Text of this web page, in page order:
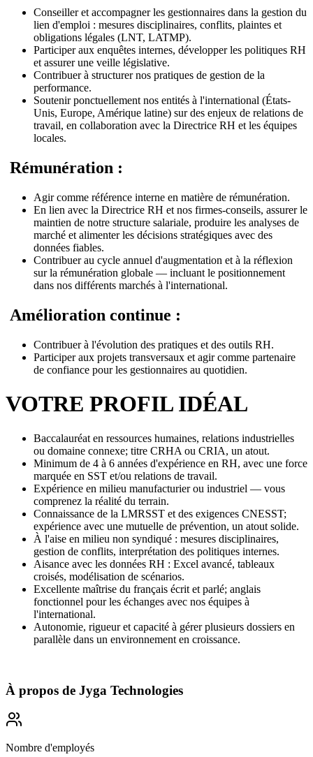
Conseiller et accompagner les gestionnaires dans la gestion du
lien d'emploi : mesures disciplinaires, conflits, plaintes et
obligations légales (LNT, LATMP).
Participer aux enquêtes internes, développer les politiques RH
et assurer une veille législative.
Contribuer à structurer nos pratiques de gestion de la
performance.
Soutenir ponctuellement nos entités à l'international (États-
Unis, Europe, Amérique latine) sur des enjeux de relations de
travail, en collaboration avec la Directrice RH et les équipes
locales.
Rémunération :
Agir comme référence interne en matière de rémunération.
En lien avec la Directrice RH et nos firmes-conseils, assurer le
maintien de notre structure salariale, produire les analyses de
marché et alimenter les décisions stratégiques avec des
données fiables.
Contribuer au cycle annuel d'augmentation et à la réflexion
sur la rémunération globale — incluant le positionnement
dans nos différents marchés à l'international.
Amélioration continue :
Contribuer à l'évolution des pratiques et des outils RH.
Participer aux projets transversaux et agir comme partenaire
de confiance pour les gestionnaires au quotidien.
VOTRE PROFIL IDÉAL
Baccalauréat en ressources humaines, relations industrielles
ou domaine connexe; titre CRHA ou CRIA, un atout.
Minimum de 4 à 6 années d'expérience en RH, avec une force
marquée en SST et/ou relations de travail.
Expérience en milieu manufacturier ou industriel — vous
comprenez la réalité du terrain.
Connaissance de la LMRSST et des exigences CNESST;
expérience avec une mutuelle de prévention, un atout solide.
À l'aise en milieu non syndiqué : mesures disciplinaires,
gestion de conflits, interprétation des politiques internes.
Aisance avec les données RH : Excel avancé, tableaux
croisés, modélisation de scénarios.
Excellente maîtrise du français écrit et parlé; anglais
fonctionnel pour les échanges avec nos équipes à
l'international.
Autonomie, rigueur et capacité à gérer plusieurs dossiers en
parallèle dans un environnement en croissance.
À propos de Jyga Technologies
Nombre d'employés